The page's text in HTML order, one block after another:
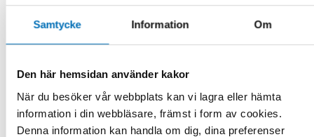
Samtycke Information Om
Den här hemsidan använder kakor
När du besöker vår webbplats kan vi lagra eller hämta
information i din webbläsare, främst i form av cookies.
Denna information kan handla om dig, dina preferenser